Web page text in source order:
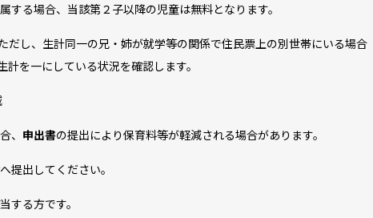
る場合、当該第２子以降の児童は無料となります。
し、生計同一の兄・姉が就学等の関係で住民票上の別世帯にいる
を一にしている状況を確認します。
、 申出書の提出により保育料等が軽減される場合があります。
出してください。
る方です。